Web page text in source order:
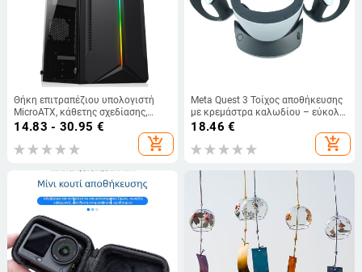
Θήκη επιτραπέζιου υπολογιστή
MicroATX, κάθετης σχεδίασης,
συμβατή με MicroATX μητρικές,
τροφοδοτικό
14.83 - 30.95 €
add_shopping_cart
Meta Quest 3 Τοίχος αποθήκευσης
με κρεμάστρα καλωδίου – εύκολη
εγκατάσταση, PC+ABS, OEM
λογότυπο, συμβατό με PS VR2, 180
18.46 €
add_shopping_cart